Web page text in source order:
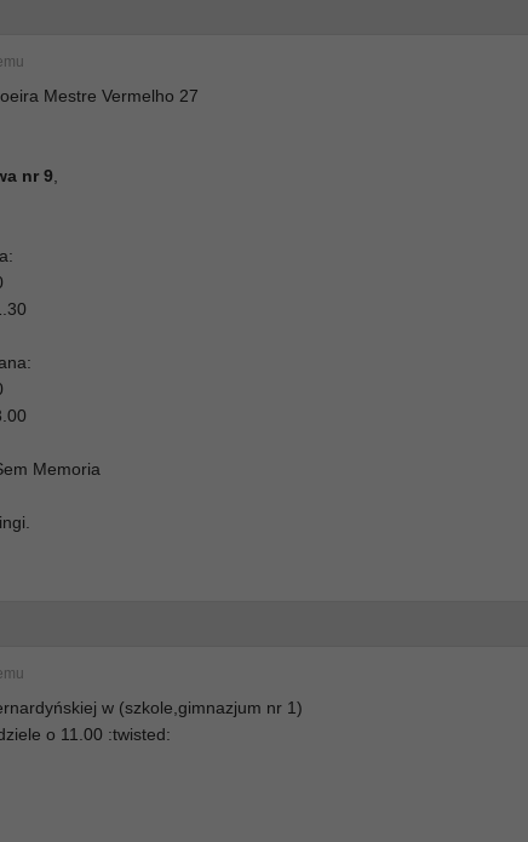
Mestre Vermelho 27
nr 9
Memoria
w (szkole,gimnazjum nr 1)
o 11.00 :twisted: